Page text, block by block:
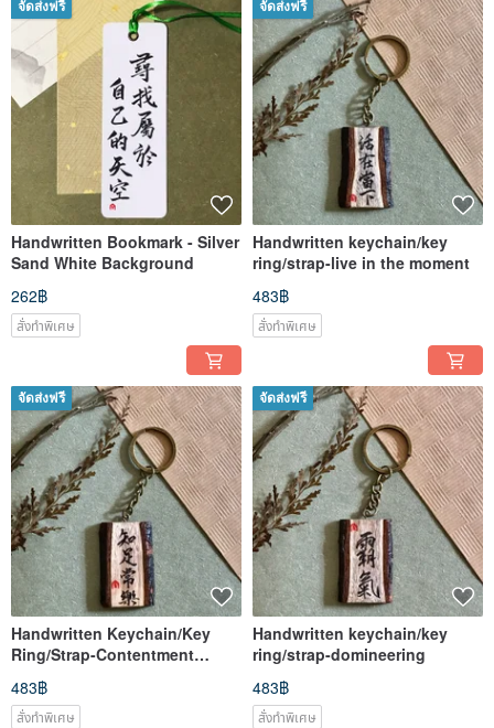
จัดส่งฟรี
Handwritten Bookmark - Silver
Sand White Background
262฿
สั่งทำพิเศษ
จัดส่งฟรี
Handwritten keychain/key
ring/strap-live in the moment
483฿
สั่งทำพิเศษ
จัดส่งฟรี
Handwritten Keychain/Key
Ring/Strap-Contentment
Changle
483฿
สั่งทำพิเศษ
จัดส่งฟรี
Handwritten keychain/key
ring/strap-domineering
483฿
สั่งทำพิเศษ